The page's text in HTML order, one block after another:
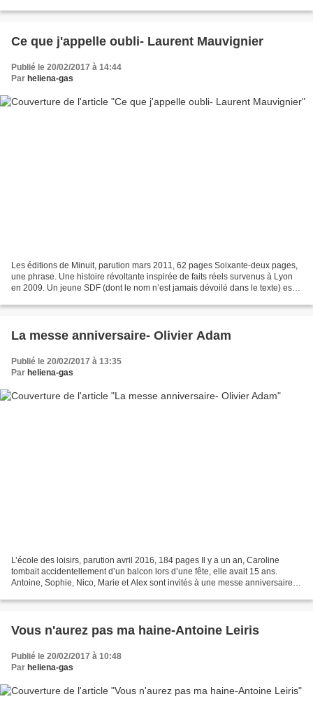
Ce que j'appelle oubli- Laurent Mauvignier
Publié le 20/02/2017 à 14:44
Par heliena-gas
Les éditions de Minuit, parution mars 2011, 62 pages Soixante-deux pages,
une phrase. Une histoire révoltante inspirée de faits réels survenus à Lyon
en 2009. Un jeune SDF (dont le nom n’est jamais dévoilé dans le texte) est
La messe anniversaire- Olivier Adam
Publié le 20/02/2017 à 13:35
Par heliena-gas
L’école des loisirs, parution avril 2016, 184 pages Il y a un an, Caroline
tombait accidentellement d’un balcon lors d’une fête, elle avait 15 ans.
Antoine, Sophie, Nico, Marie et Alex sont invités à une messe anniversaire
Vous n'aurez pas ma haine-Antoine Leiris
Publié le 20/02/2017 à 10:48
Par heliena-gas